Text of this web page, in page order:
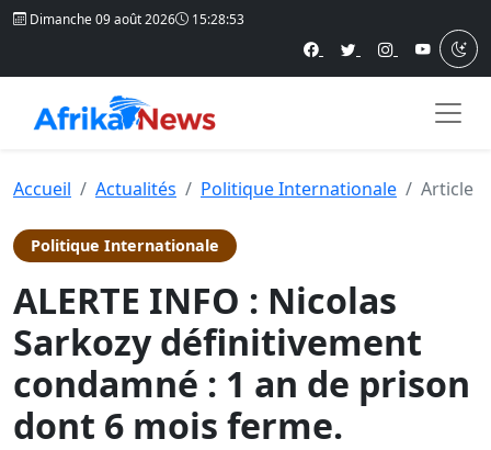
Dimanche 09 août 2026 15:28:53
Accueil Actualités Politique Internationale Article
Politique Internationale
ALERTE INFO : Nicolas
Sarkozy définitivement
condamné : 1 an de prison
dont 6 mois ferme.